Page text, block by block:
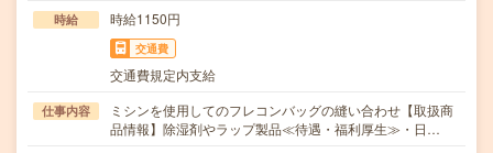
時給 時給1150円
交通費
交通費規定内支給
仕事内容
ミシンを使用してのフレコンバッグの縫い合わせ【取扱商
品情報】除湿剤やラップ製品≪待遇・福利厚生≫・日…